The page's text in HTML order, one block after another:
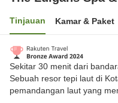
Tinjauan Kamar & Paket
Sekitar 30 menit dari
Sebuah resor tepi laut di
pemandangan laut yang